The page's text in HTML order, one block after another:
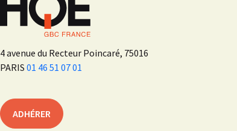
4 avenue du Recteur Poincaré, 75016
PARIS 01 46 51 07 01
ADHÉRER